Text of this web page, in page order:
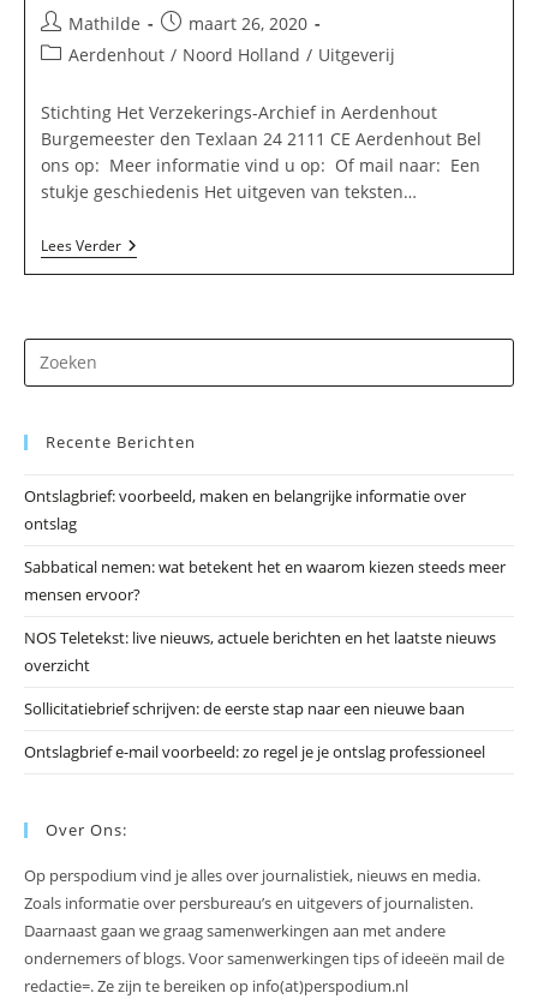
Bericht
auteur:
Mathilde
Bericht
gepubliceerd
maart 26, 2020
Berichtcategorie:
Aerdenhout / Noord Holland / Uitgeverij
Stichting Het Verzekerings-Archief in Aerdenhout
Burgemeester den Texlaan 24 2111 CE Aerdenhout Bel
ons op: Meer informatie vind u op: Of mail naar: Een
stukje geschiedenis Het uitgeven van teksten…
Lees VerderStichting
Het
Aerdenhout
op
Recente Berichten
Ontslagbrief: voorbeeld, maken en belangrijke informatie over
ontslag
Sabbatical nemen: wat betekent het en waarom kiezen steeds meer
mensen ervoor?
NOS Teletekst: live nieuws, actuele berichten en het laatste nieuws
overzicht
Sollicitatiebrief schrijven: de eerste stap naar een nieuwe baan
Ontslagbrief e-mail voorbeeld: zo regel je je ontslag professioneel
Over Ons:
Op perspodium vind je alles over journalistiek, nieuws en media.
Zoals informatie over persbureau’s en uitgevers of journalisten.
Daarnaast gaan we graag samenwerkingen aan met andere
ondernemers of blogs. Voor samenwerkingen tips of ideeën mail de
redactie=. Ze zijn te bereiken op info(at)perspodium.nl